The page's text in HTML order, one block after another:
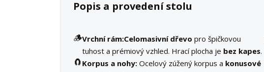
Popis a provedení stolu
🪵Vrchní rám:Celomasivní dřevo pro špičkovou
tuhost a prémiový vzhled. Hrací plocha je bez kapes.
🧲 Korpus a nohy: Ocelový zúžený korpus a konusové